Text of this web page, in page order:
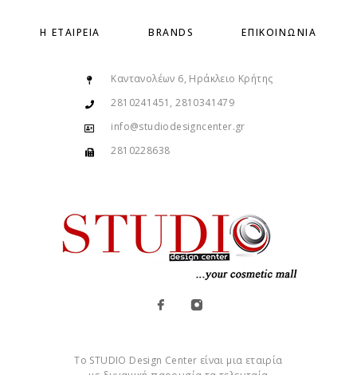
Η ΕΤΑΙΡΕΊΑ BRANDS ΕΠΙΚΟΙΝΩΝΊΑ
Καντανολέων 6, Ηράκλειο Κρήτης
2810241451, 2810341479
info@studiodesigncenter.gr
2810228638
Το STUDIO Design Center είναι μια εταιρία